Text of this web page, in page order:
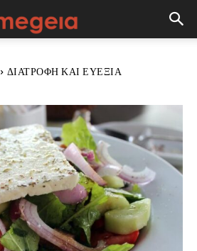
ΔΙΑΤΡΟΦΉ ΚΑΙ ΕΥΕΞΊΑ